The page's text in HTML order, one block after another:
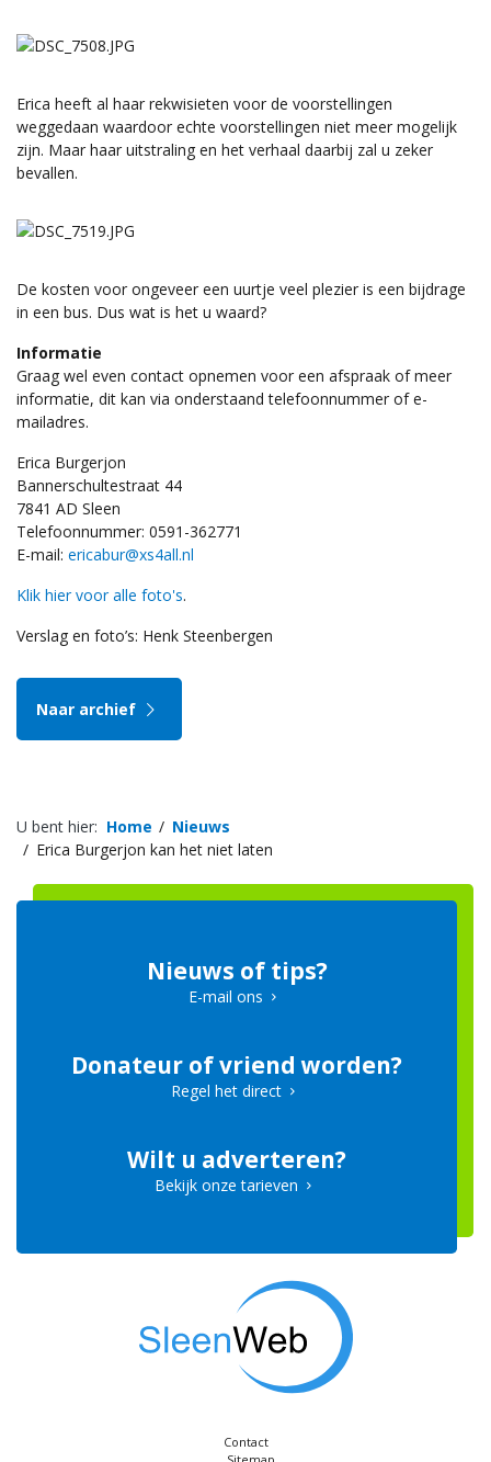
Erica heeft al haar rekwisieten voor de voorstellingen
weggedaan waardoor echte voorstellingen niet meer mogelijk
zijn. Maar haar uitstraling en het verhaal daarbij zal u zeker
bevallen.
De kosten voor ongeveer een uurtje veel plezier is een bijdrage
in een bus. Dus wat is het u waard?
Informatie
Graag wel even contact opnemen voor een afspraak of meer
informatie, dit kan via onderstaand telefoonnummer of e-
mailadres.
Erica Burgerjon
Bannerschultestraat 44
7841 AD Sleen
Telefoonnummer: 0591-362771
E-mail: ericabur@xs4all.nl
Klik hier voor alle foto's.
Verslag en foto’s: Henk Steenbergen
Naar archief
U bent hier: Home
Nieuws
Erica Burgerjon kan het niet laten
Nieuws of tips?
E-mail ons
Donateur of vriend worden?
Regel het direct
Wilt u adverteren?
Bekijk onze tarieven
Contact